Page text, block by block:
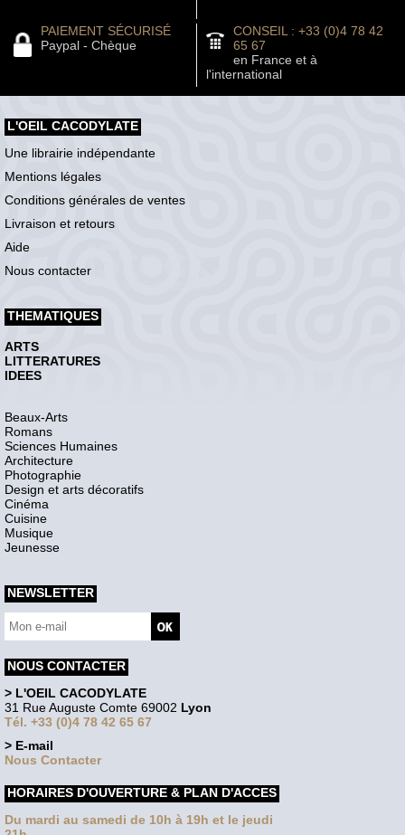
PAIEMENT SÉCURISÉ
Paypal - Chèque
CONSEIL : +33 (0)4 78 42
65 67
en France et à
l'international
L'OEIL CACODYLATE
Une librairie indépendante
Mentions légales
Conditions générales de ventes
Livraison et retours
Aide
Nous contacter
THEMATIQUES
ARTS
LITTERATURES
IDEES
Beaux-Arts
Romans
Sciences Humaines
Architecture
Photographie
Design et arts décoratifs
Cinéma
Cuisine
Musique
Jeunesse
NEWSLETTER
NOUS CONTACTER
> L'OEIL CACODYLATE
31 Rue Auguste Comte 69002 Lyon
Tél. +33 (0)4 78 42 65 67
> E-mail
Nous Contacter
HORAIRES D'OUVERTURE & PLAN D'ACCES
Du mardi au samedi de 10h à 19h et le jeudi